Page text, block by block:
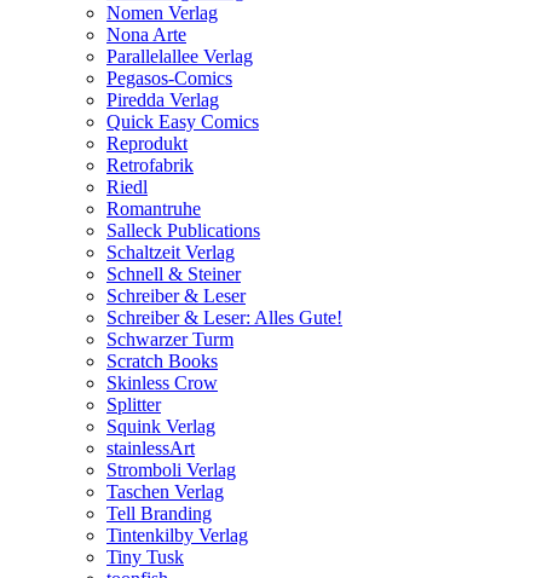
Nomen Verlag
Nona Arte
Parallelallee Verlag
Pegasos-Comics
Piredda Verlag
Quick Easy Comics
Reprodukt
Retrofabrik
Riedl
Romantruhe
Salleck Publications
Schaltzeit Verlag
Schnell & Steiner
Schreiber & Leser
Schreiber & Leser: Alles Gute!
Schwarzer Turm
Scratch Books
Skinless Crow
Splitter
Squink Verlag
stainlessArt
Stromboli Verlag
Taschen Verlag
Tell Branding
Tintenkilby Verlag
Tiny Tusk